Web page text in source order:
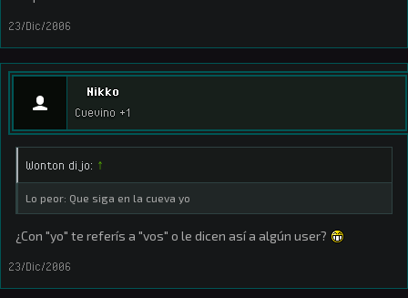
23/Dic/2006
Nikko
Cuevino +1
Wonton dijo: ↑
Lo peor: Que siga en la cueva yo
¿Con "yo" te referís a "vos" o le dicen así a algún user?
23/Dic/2006